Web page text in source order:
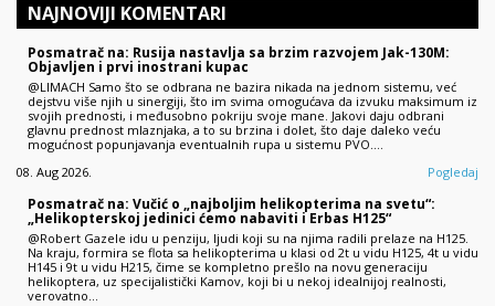
NAJNOVIJI KOMENTARI
Posmatrač na: Rusija nastavlja sa brzim razvojem Jak-130M:
Objavljen i prvi inostrani kupac
@LIMACH Samo što se odbrana ne bazira nikada na jednom sistemu, već
dejstvu više njih u sinergiji, što im svima omogućava da izvuku maksimum iz
svojih prednosti, i međusobno pokriju svoje mane. Jakovi daju odbrani
glavnu prednost mlaznjaka, a to su brzina i dolet, što daje daleko veću
mogućnost popunjavanja eventualnih rupa u sistemu PVO.…
08. Aug 2026.
Pogledaj
Posmatrač na: Vučić o „najboljim helikopterima na svetu“:
„Helikopterskoj jedinici ćemo nabaviti i Erbas H125“
@Robert Gazele idu u penziju, ljudi koji su na njima radili prelaze na H125.
Na kraju, formira se flota sa helikopterima u klasi od 2t u vidu H125, 4t u vidu
H145 i 9t u vidu H215, čime se kompletno prešlo na novu generaciju
helikoptera, uz specijalistički Kamov, koji bi u nekoj idealnijoj realnosti,
verovatno…